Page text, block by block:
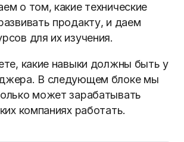
о том, какие технические
продакту, и даем
для их изучения.
какие навыки должны быть у
В следующем блоке мы
может зарабатывать
компаниях работать.